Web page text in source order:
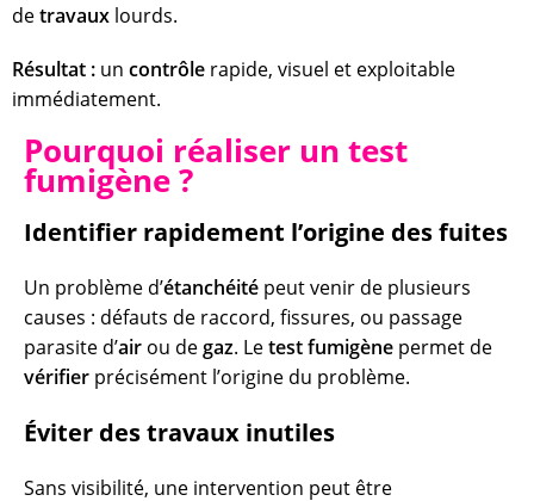
detravaux lourds.
Résultat : un contrôle rapide, visuel et exploitable
immédiatement.
Pourquoi réaliser un test
fumigène ?
Identifier rapidement l’origine des fuites
Un problème d’étanchéité peut venir de plusieurs
causes : défauts de raccord, fissures, ou passage
parasite d’air ou degaz. Letest fumigène permet de
vérifier précisément l’origine du problème.
Éviter des travaux inutiles
Sans visibilité, une intervention peut être